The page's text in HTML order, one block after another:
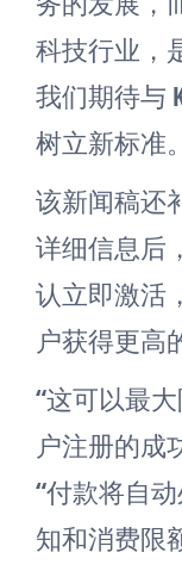
科技行业，
我们期待与
树立新标准
该新闻稿还
详细信息后
认立即激活
户获得更高
“这可以最
户注册的成
“付款将自
知和消费限